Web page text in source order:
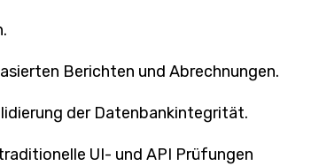
Berichten und Abrechnungen.
der Datenbankintegrität.
UI- und API Prüfungen